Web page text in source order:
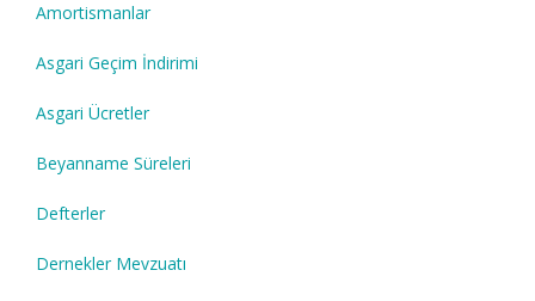
Amortismanlar
Asgari Geçim İndirimi
Asgari Ücretler
Beyanname Süreleri
Defterler
Dernekler Mevzuatı